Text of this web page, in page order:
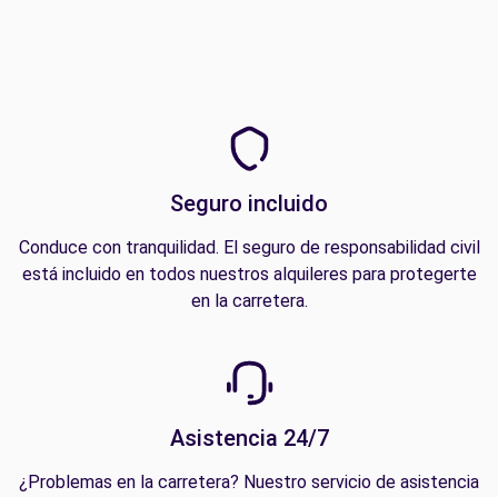
Seguro incluido
Conduce con tranquilidad. El seguro de responsabilidad civil
está incluido en todos nuestros alquileres para protegerte
en la carretera.
Asistencia 24/7
¿Problemas en la carretera? Nuestro servicio de asistencia